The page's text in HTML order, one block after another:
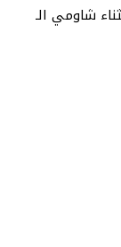
شاومي الـ